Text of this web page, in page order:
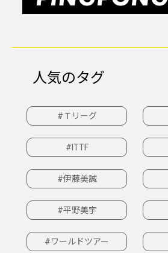
人気のタグ
#Ｔリーグ
#ITTF
#伊藤美誠
#平野美宇
#ワールドツアー